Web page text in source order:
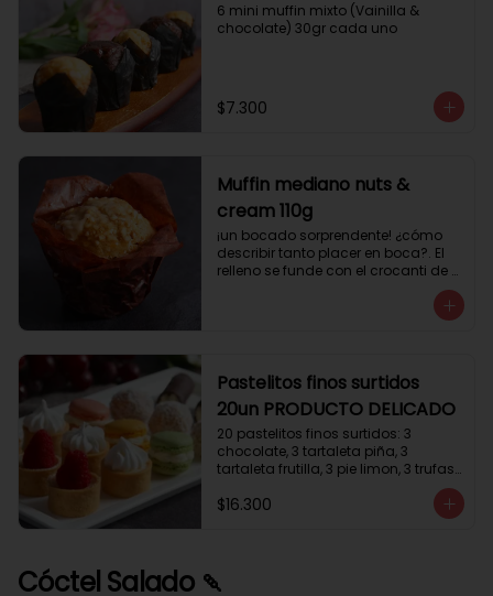
6 mini muffin mixto (Vainilla &
chocolate) 30gr cada uno
$7.300
Muffin mediano nuts &
cream 110g
¡un bocado sorprendente! ¿cómo
describir tanto placer en boca?. El
relleno se funde con el crocanti de
avellanas que potencia su masa
exquisita. Esponjosa masa de color
tostado y sabor vainilla que incluye
Relleno de crema de leche con
avellanas (15%) y decorado con
crocanti de avellanas.
Pastelitos finos surtidos
20un PRODUCTO DELICADO
20 pastelitos finos surtidos: 3
chocolate, 3 tartaleta piña, 3
tartaleta frutilla, 3 pie limon, 3 trufas
crema, 2 macarrones
$16.300
Cóctel Salado 🍡